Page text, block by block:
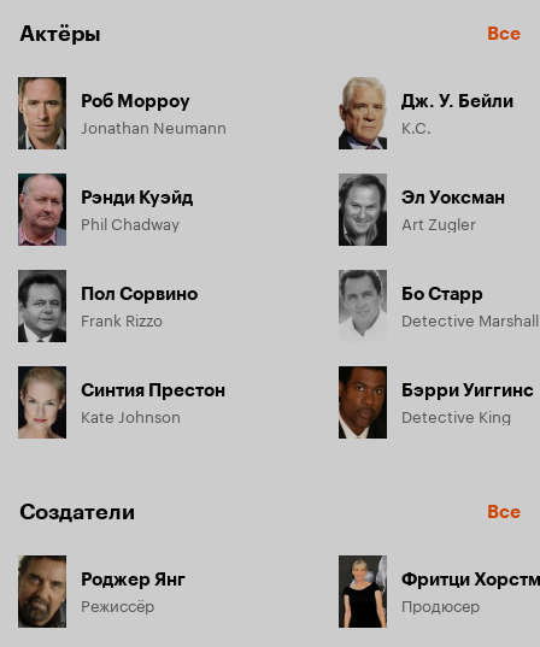
Джонатан начинает собственное  расследование вместе
журналисткой. Запутанный след приводит к тайнику, в
котором хранятся сведения о сотнях жестоких и
несправедливых дел. Когда Ньюману начинают угрожать,
коррупции, все нити которого тянутся к кабинету
уважаемого мэра.
Ньюман готов рискнуть всем, чтобы наконец узнать
правду…
Актёры Все
Роб Морроу
Jonathan Neumann
Рэнди Куэйд
Phil Chadway
Пол Сорвино
Frank Rizzo
Синтия Престон
Kate Johnson
Дж. У. Бейли
K.C.
Эл Уоксман
Art Zugler
Бо Старр
Detective Marshall
Бэрри Уиггинс
Detective King
Создатели Все
Роджер Янг
Режиссёр
Фритци
Продюсер